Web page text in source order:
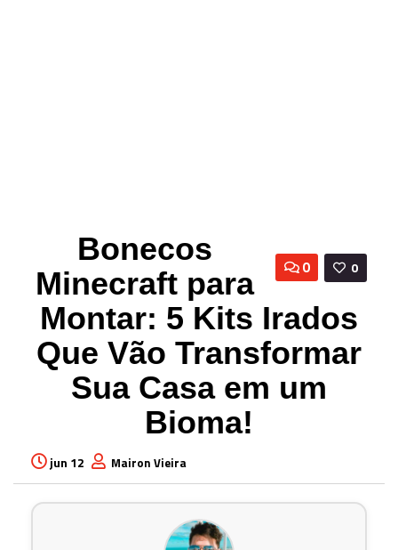
0
0
Bonecos
Minecraft para
Montar: 5 Kits Irados
Que Vão Transformar
Sua Casa em um
Bioma!
jun 12 Mairon Vieira